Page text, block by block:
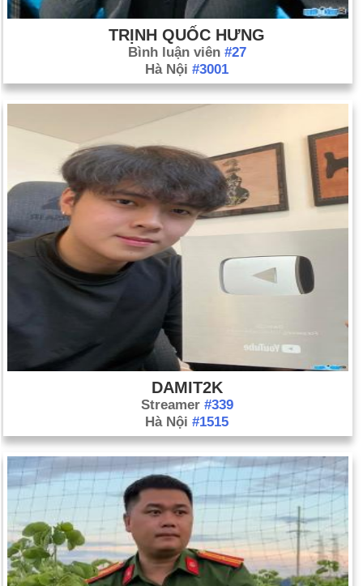
TRỊNH QUỐC HƯNG
Bình luận viên #27
Hà Nội #3001
DAMIT2K
Streamer #339
Hà Nội #1515